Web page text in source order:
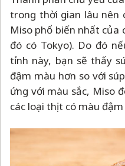
trong thời gian lâu nên
Miso phổ biến nhất của
đó có Tokyo). Do đó
tỉnh này, bạn sẽ thấy
đậm màu hơn so với
ứng với màu sắc, Miso
các loại thịt có màu